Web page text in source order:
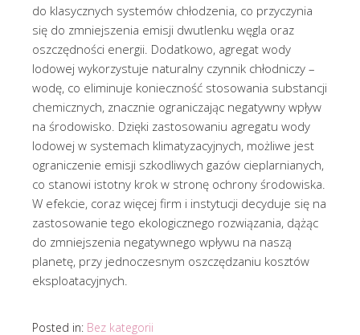
do klasycznych systemów chłodzenia, co przyczynia
się do zmniejszenia emisji dwutlenku węgla oraz
oszczędności energii. Dodatkowo, agregat wody
lodowej wykorzystuje naturalny czynnik chłodniczy –
wodę, co eliminuje konieczność stosowania substancji
chemicznych, znacznie ograniczając negatywny wpływ
na środowisko. Dzięki zastosowaniu agregatu wody
lodowej w systemach klimatyzacyjnych, możliwe jest
ograniczenie emisji szkodliwych gazów cieplarnianych,
co stanowi istotny krok w stronę ochrony środowiska.
W efekcie, coraz więcej firm i instytucji decyduje się na
zastosowanie tego ekologicznego rozwiązania, dążąc
do zmniejszenia negatywnego wpływu na naszą
planetę, przy jednoczesnym oszczędzaniu kosztów
eksploatacyjnych.
Posted in: Bez kategorii